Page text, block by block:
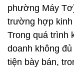
phường Máy
trường hợp
Trong quá trình
doanh không
tiện bày bán,